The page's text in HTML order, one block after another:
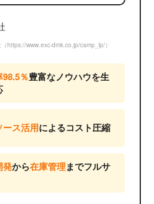
https://www.exc-dmk.co.jp/camp_lp/）
98.5％豊富なノウハウを生
ス活用によるコスト圧縮
発から在庫管理までフルサ